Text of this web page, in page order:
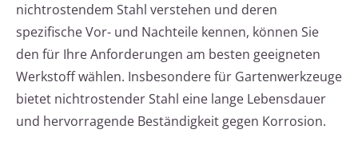
nichtrostendem Stahl verstehen und deren
spezifische Vor- und Nachteile kennen, können Sie
den für Ihre Anforderungen am besten geeigneten
Werkstoff wählen. Insbesondere für Gartenwerkzeuge
bietet nichtrostender Stahl eine lange Lebensdauer
und hervorragende Beständigkeit gegen Korrosion.